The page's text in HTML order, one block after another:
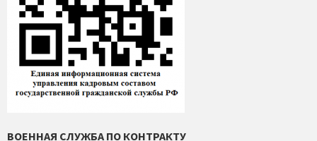
ВОЕННАЯ СЛУЖБА ПО КОНТРАКТУ